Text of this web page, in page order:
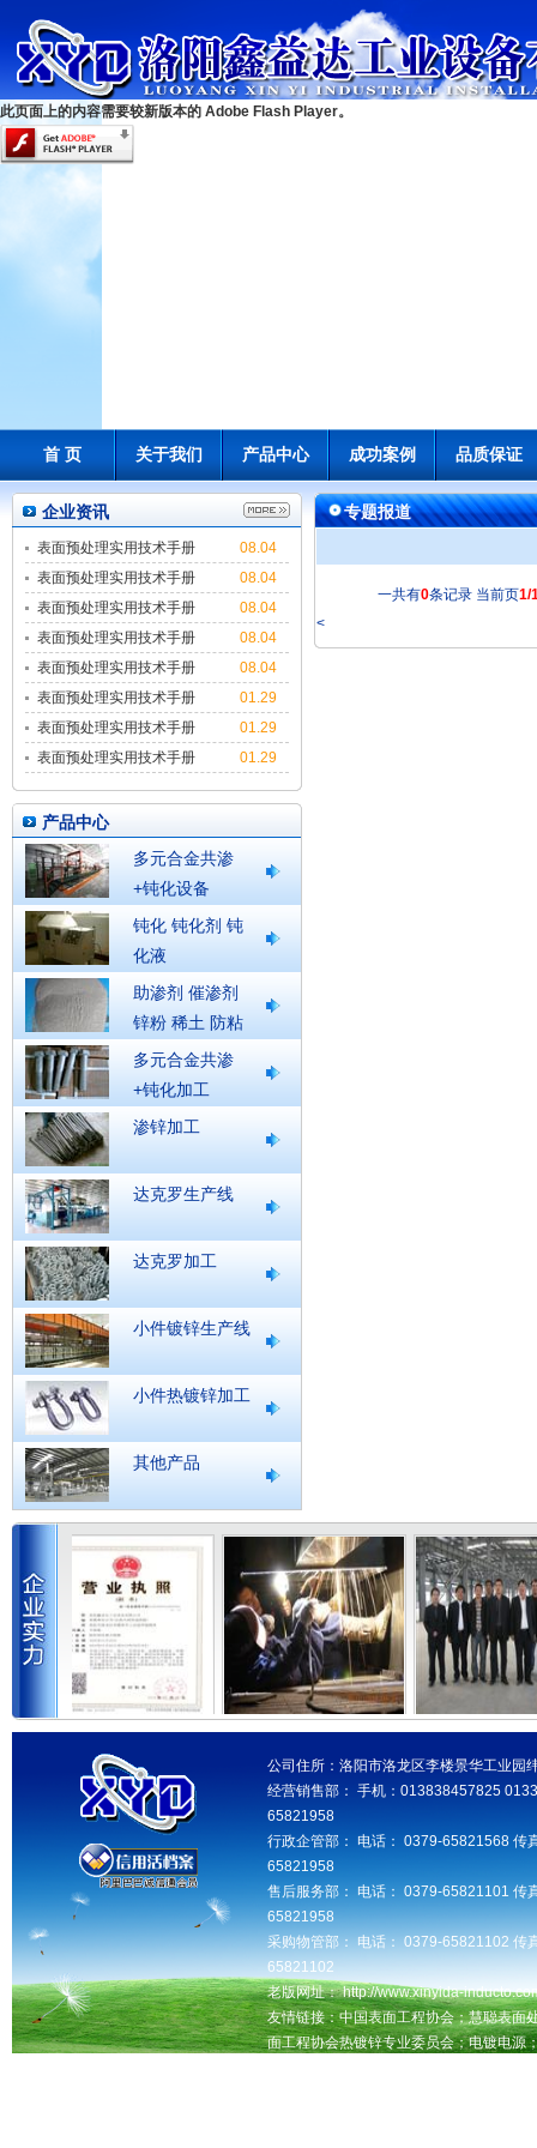
此页面上的内容需要较新版本的 Adobe Flash Player。
首 页 关于我们 产品中心 成功案例 品质保证
企业资讯
08.04
表面预处理实用技术手册
9
08.04
表面预处理实用技术手册
8
08.04
表面预处理实用技术手册
7
08.04
表面预处理实用技术手册
6
08.04
表面预处理实用技术手册
5
01.29
表面预处理实用技术手册
4
01.29
表面预处理实用技术手册
3
01.29
表面预处理实用技术手册
2
产品中心
多元合金共渗
+钝化设备
钝化 钝化剂 钝
化液
助渗剂 催渗剂
锌粉 稀土 防粘
结剂
多元合金共渗
+钝化加工
渗锌加工
达克罗生产线
达克罗加工
小件镀锌生产线
小件热镀锌加工
其他产品
专题报道
一共有0条记录 当前页1/
<
公司住所：洛阳市洛龙区李楼景华工业
经营销售部： 手机：013838457825
65821958
行政企管部： 电话： 0379-65821568 传
65821958
售后服务部： 电话： 0379-65821101 传
65821958
采购物管部： 电话： 0379-65821102 传
65821102
老版网址： http://www.xinyida-
友情链接：中国表面工程协会；慧聪表面
面工程协会热镀锌专业委员会；电镀电源